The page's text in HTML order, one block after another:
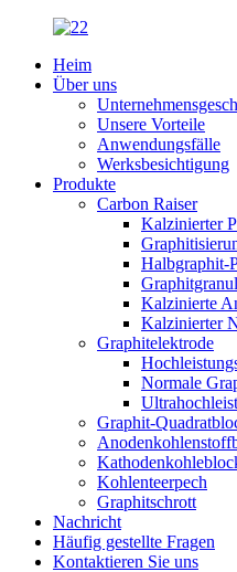
Heim
Über uns
Unsere Vorteile
Anwendungsfälle
Werksbesichtigung
Produkte
Carbon Raiser
Kalzinierter
Halbgraphit-
Kalzinierte
Kalzinierter
Graphitelektrode
Normale
Graphit-
Kohlenteerpech
Graphitschrott
Nachricht
Häufig gestellte Fragen
Kontaktieren Sie uns